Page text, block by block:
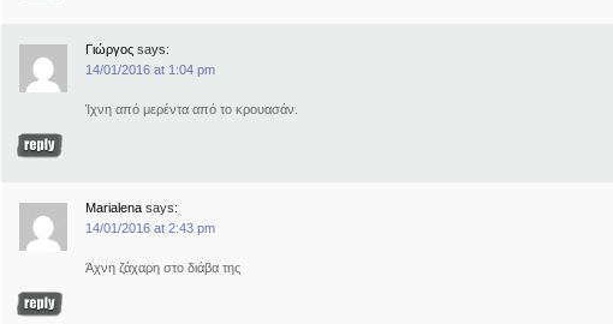
Γιώργος says:
14/01/2016 at 1:04 pm
Ίχνη από μερέντα από το κρουασάν.
Marialena says:
14/01/2016 at 2:43 pm
Άχνη ζάχαρη στο διάβα της